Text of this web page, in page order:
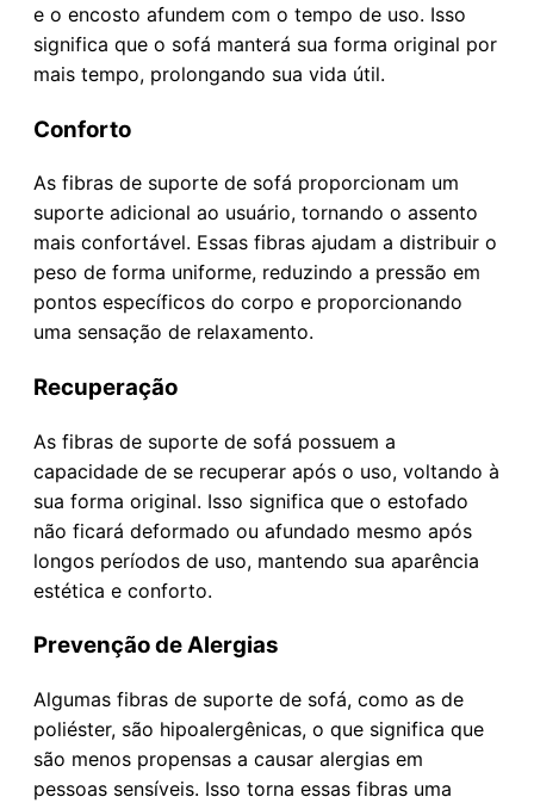
e o encosto afundem com o tempo de uso. Isso
significa que o sofá manterá sua forma original por
mais tempo, prolongando sua vida útil.
Conforto
As fibras de suporte de sofá proporcionam um
suporte adicional ao usuário, tornando o assento
mais confortável. Essas fibras ajudam a distribuir o
peso de forma uniforme, reduzindo a pressão em
pontos específicos do corpo e proporcionando
uma sensação de relaxamento.
Recuperação
As fibras de suporte de sofá possuem a
capacidade de se recuperar após o uso, voltando à
sua forma original. Isso significa que o estofado
não ficará deformado ou afundado mesmo após
longos períodos de uso, mantendo sua aparência
estética e conforto.
Prevenção de Alergias
Algumas fibras de suporte de sofá, como as de
poliéster, são hipoalergênicas, o que significa que
são menos propensas a causar alergias em
pessoas sensíveis. Isso torna essas fibras uma